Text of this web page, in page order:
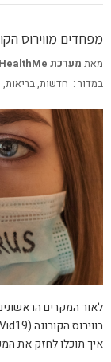
מפחדים מווירוס
מאת מערכת HealthMe
במדור : חדשות,בריאות,
לאור המקרים
איך תוכלו לחזק את